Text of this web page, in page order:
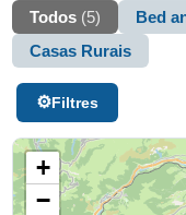
Todos (5) Bed
Casas Rurais
Filtres
+
−